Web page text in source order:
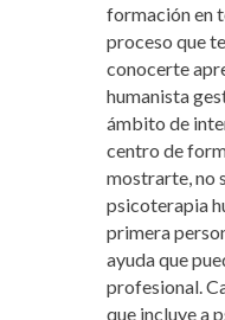
formación en
proceso que
conocerte
humanista
ámbito de
centro de
mostrarte, no
psicoterapia
primera
ayuda que
profesional.
que incluye a